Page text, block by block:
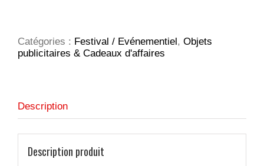
El
Catégories : Festival / Evénementiel, Objets
publicitaires & Cadeaux d'affaires
Description
Description produit